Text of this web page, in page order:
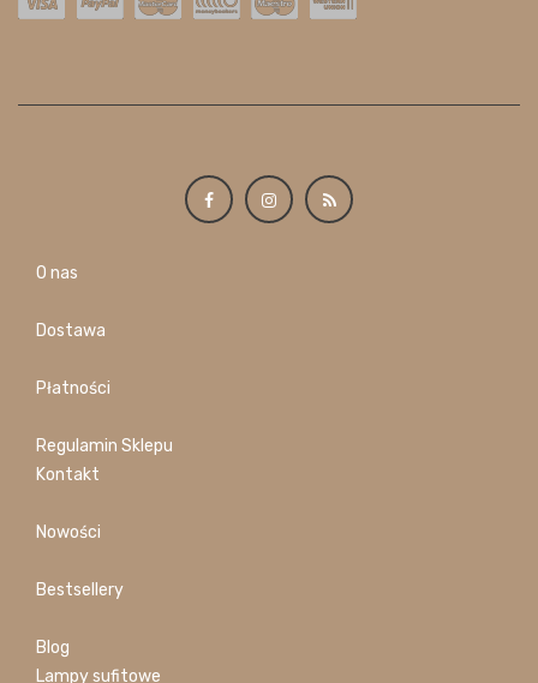
O nas
Dostawa
Płatności
Regulamin Sklepu
Kontakt
Nowości
Bestsellery
Blog
Lampy sufitowe